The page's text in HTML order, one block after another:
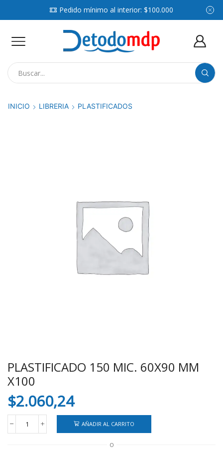
Pedido mínimo al interior: $100.000
INICIO LIBRERIA PLASTIFICADOS
PLASTIFICADO 150 MIC. 60X90 MM
X100
$2.060,24
PLASTIFICADO
150
AÑADIR AL CARRITO
O